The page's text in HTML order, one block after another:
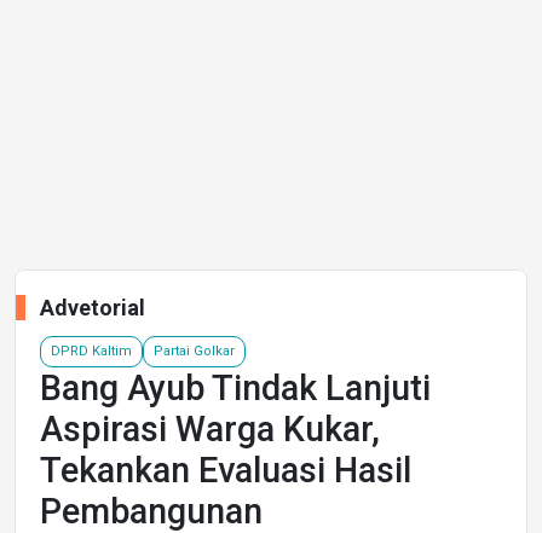
Advetorial
DPRD Kaltim Partai Golkar
Bang Ayub Tindak Lanjuti
Aspirasi Warga Kukar,
Tekankan Evaluasi Hasil
Pembangunan